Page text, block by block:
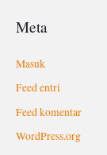
Meta
Masuk
Feed entri
Feed komentar
WordPress.org